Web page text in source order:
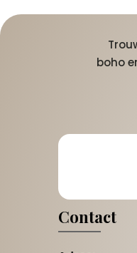
boho
Contact